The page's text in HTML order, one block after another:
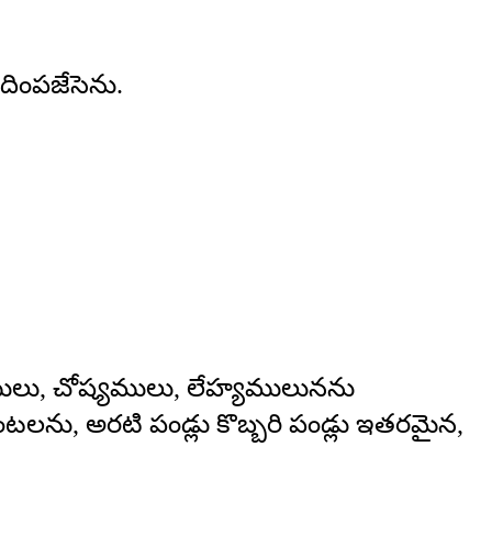
చోష్యములు, లేహ్యములునను
అరటి పండ్లు కొబ్బరి పండ్లు ఇతరమైన,